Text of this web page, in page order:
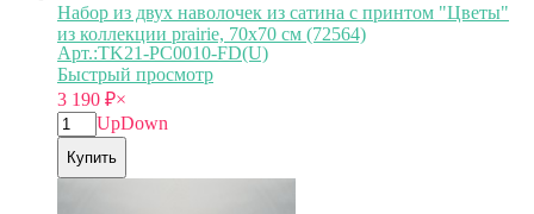
Набор из двух наволочек из сатина с принтом "Цветы"
из коллекции prairie, 70х70 см (72564)
Арт.:TK21-PC0010-FD(U)
Быстрый просмотр
3 190 ₽×
UpDown
Купить